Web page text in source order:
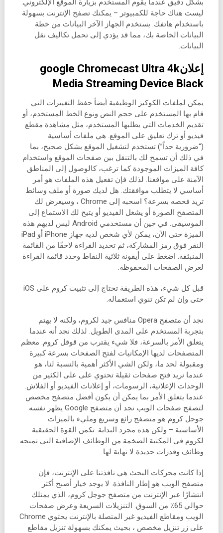
بشكل دقيق عندما يقوم المستخدم بزيارة الموقع الإلكتروني.
ليست هناك حاجة للكمبيوتر – يمكنك تصفح الإنترنت بسهولة
باستخدام هاتفك. يستخدم الجهاز الآخر البيانات من خطة
البيانات الخاصة بك، مما قد يؤدي إلى تحمل تكاليف نقل
البيانات.
إعلانgoogle Chromecast Ultra 4k
Media Streaming Device Black
يمكن لملفات الكوكيز الوظيفية أيضاً حفظ التغييرات التي
قام بها المستخدم على حجم النص ونوع الخط المستخدم، أو
تقديم الخدمات التي يطلبها المستخدم، مثل مشاهدة مقطع
فيديو أو ترك تعليق على الموقع. هي ملفات أساسية
(“ضرورية جداً”) تستخدم لتشغيل الموقع بشكل صحيح، بما
في ذلك أن تسمح لك بالتنقل بين صفحات الموقع واستخدام
كافة الميزات الموجودة كما ترغب، كالوصول إلى المناطق
الآمنة على مواقعنا. لذلك فإن تفعيل هذه الملفات هو أمر
أساسي لا يتطلب موافقتك. هل لديك صورة أو ملف وسائط
تريد فحصه بسرعة؟ اسحبه إلى Chrome ، وسيعرض لك
المتصفح الصورة أو يشغل الفيديو أو يتيح لك الاستماع إلى
الموسيقى. في حين أن مستخدمي Android ليس لديهم هذه
الميزة حتى الآن، يمكن لأي شخص لديه جهاز iPhone أو iPad
النقر فوق رمز المشاركة، ثم تحديد القراءة لاحقًا من القائمة
المنبثقة. اضغط على أيقونة ثلاثية النقاط وحدد قائمة القراءة
لعرض الصفحات المحفوظة.
قبل كل شيء، هذه الطريقة تحتاج إلى تثبيت كروم على iOS
حتى وإن لم تكن تنوي استعماله.
نجد أن متصفح Opera منافس جيد لكروم، ولكنه لا يهتم
بتجربة المستخدم على المدى الطويل. لذلك نجد أنه عندما
يتعلق الأمر بالسرعة، فلا شيء يقترب من قوقل كروم. معظم
المتصفحات لديها الإمكانيات لفتح الصفحات بسرعة كبيرة
ومقبولة لحد ما، ولكن الشي الأكثر أهمية بالنسبة لنا، هو
عندما نريد فتح صفحات ثقيلة تحتوي على على الكثير من
الوحدات الإعلانية، الرسومات، أو إعلانات الفيديو أو الفلاش.
عندما يتعلق الأمر بما يمكن أن يكون أفضل متصفح مخصص
لتصفح صفحات الويب نجد أن متصفح Google يظهر نفسه.
جوجل كروم هو متصفح رائع وسريع ومليء بالميزات
الأساسية – ولكن هذه مجرد البداية. تكمن القوة الحقيقية
لكروم في المكتبة الضخمة من الوظائف الإضافية التي تمنحه
وظائف وقدرات جديدة لا نهاية لها.
إذا كانت محركات البحث هي نافذتنا على الإنترنت، فإن
متصفح الويب هو إطار النافذة. لا يوجد خيار أصبح أكثر
انتشارًا عبر الإنترنت من متصفح جوجل كروم، الذي يمتلك
حوالي 65٪ من السوق. التنزيلات السريعة وعرض صفحات
الويب ومقاطع الفيديو غير المتصلة بالإنترنت يحتوي Chrome
على زر تنزيل مخصص ، بحيث يمكنك بسهولة تنزيل مقاطع